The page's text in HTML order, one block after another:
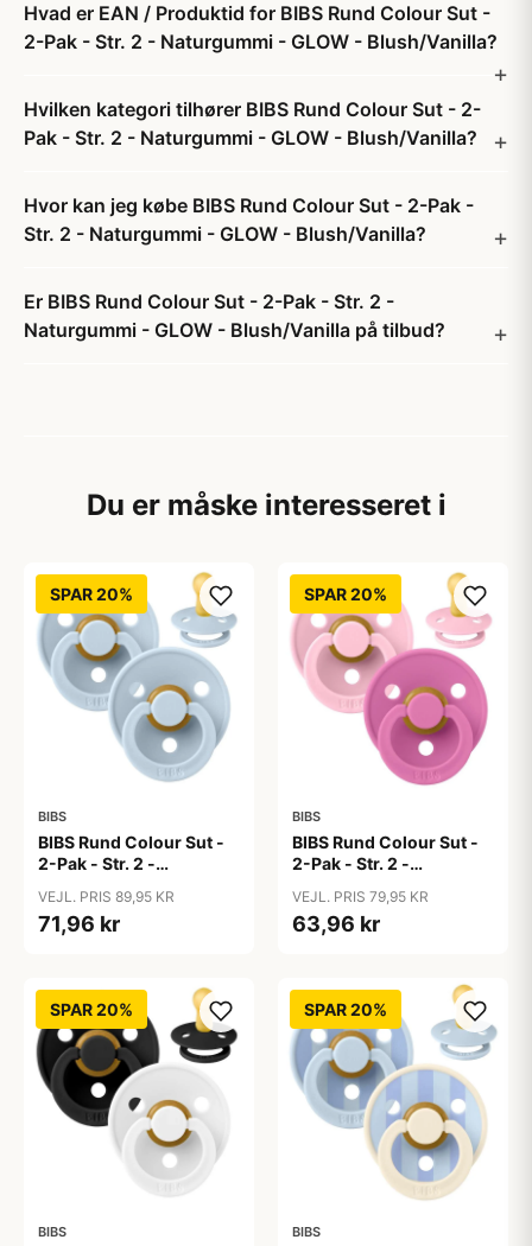
Hvad er EAN / Produktid for BIBS Rund Colour Sut -
2-Pak - Str. 2 - Naturgummi - GLOW - Blush/Vanilla?
Hvilken kategori tilhører BIBS Rund Colour Sut - 2-
Pak - Str. 2 - Naturgummi - GLOW - Blush/Vanilla?
Hvor kan jeg købe BIBS Rund Colour Sut - 2-Pak -
Str. 2 - Naturgummi - GLOW - Blush/Vanilla?
Er BIBS Rund Colour Sut - 2-Pak - Str. 2 -
Naturgummi - GLOW - Blush/Vanilla på tilbud?
Du er måske interesseret i
SPAR 20%
BIBS
BIBS Rund Colour Sut -
2-Pak - Str. 2 -
Blue/Baby Blue
VEJL. PRIS 89,95 KR
71,96 kr
SPAR 20%
BIBS
BIBS Rund Colour Sut -
2-Pak - Str. 2 -
Pink/Bubblegum
VEJL. PRIS 79,95 KR
63,96 kr
SPAR 20%
BIBS
SPAR 20%
BIBS